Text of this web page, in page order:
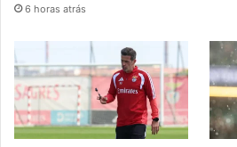
6 horas atrás